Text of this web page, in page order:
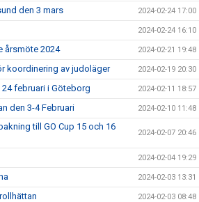
den 3 mars 2024-02-24 17:00
2024-02-24 16:10
årsmöte 2024 2024-02-21 19:48
koordinering av judoläger 2024-02-19 20:30
februari i Göteborg 2024-02-11 18:57
den 3-4 Februari 2024-02-10 11:48
till GO Cup 15 och 16
2024-02-07 20:46
2024-02-04 19:29
2024-02-03 13:31
2024-02-03 08:48